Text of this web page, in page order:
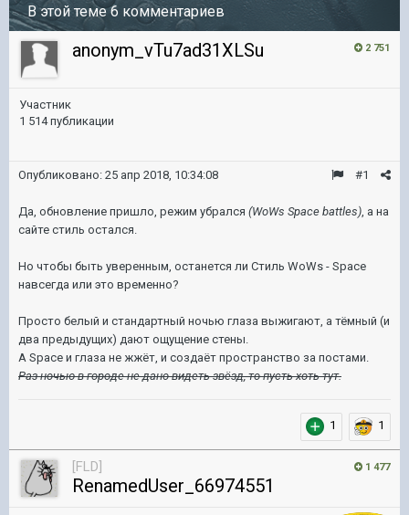
В этой теме 6 комментариев
2 751
anonym_vTu7ad31XLSu
Участник
1 514 публикации
#1
Опубликовано: 25 апр 2018, 10:34:08
Да, обновление пришло, режим убрался (WoWs Space battles) , а на
сайте стиль остался.
Но чтобы быть уверенным, останется ли Стиль WoWs - Space
навсегда или это временно?
Просто белый и стандартный ночью глаза выжигают, а тёмный (и
два предыдущих) дают ощущение стены.
А Space и глаза не жжёт, и создаёт пространство за постами.
Раз ночью в городе не дано видеть звёзд, то пусть хоть тут.
1 1
1 477
[FLD]
RenamedUser_66974551